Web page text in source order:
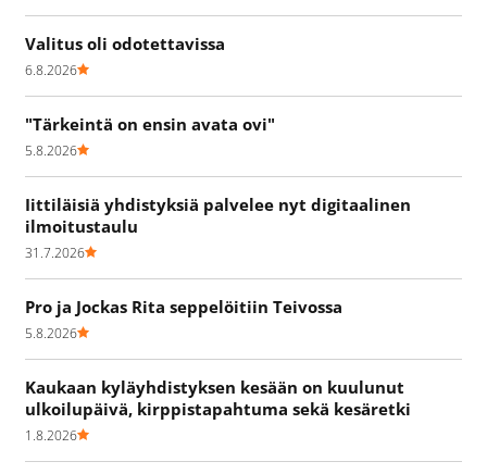
Valitus oli odotettavissa
6.8.2026
"Tärkeintä on ensin avata ovi"
5.8.2026
Iittiläisiä yhdistyksiä palvelee nyt digitaalinen
ilmoitustaulu
31.7.2026
Pro ja Jockas Rita seppelöitiin Teivossa
5.8.2026
Kaukaan kyläyhdistyksen kesään on kuulunut
ulkoilupäivä, kirppistapahtuma sekä kesäretki
1.8.2026